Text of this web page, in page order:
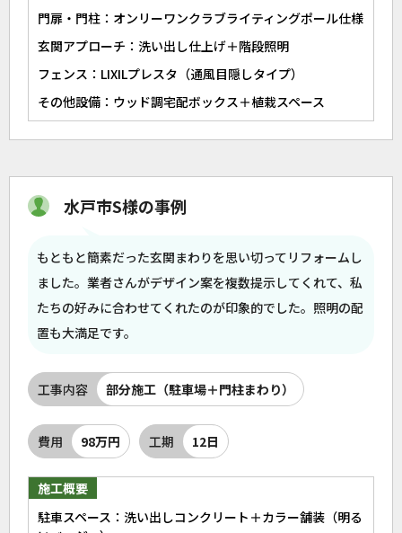
門扉・門柱：オンリーワンクラブライティングポール仕様
玄関アプローチ：洗い出し仕上げ＋階段照明
フェンス：LIXILプレスタ（通風目隠しタイプ）
その他設備：ウッド調宅配ボックス＋植栽スペース
水戸市S様の事例
もともと簡素だった玄関まわりを思い切ってリフォームし
ました。業者さんがデザイン案を複数提示してくれて、私
たちの好みに合わせてくれたのが印象的でした。照明の配
置も大満足です。
工事内容 部分施工（駐車場＋門柱まわり）
費用 98万円 工期 12日
施工概要
駐車スペース：洗い出しコンクリート＋カラー舗装（明る